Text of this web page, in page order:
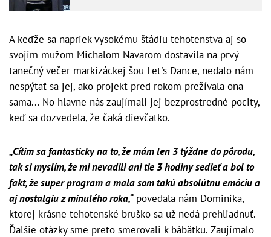
A keďže sa napriek vysokému štádiu tehotenstva aj so
svojim mužom Michalom Navarom dostavila na prvý
tanečný večer markizáckej šou Let's Dance, nedalo nám
nespýtať sa jej, ako projekt pred rokom prežívala ona
sama... No hlavne nás zaujímali jej bezprostredné pocity,
keď sa dozvedela, že čaká dievčatko.
„Cítim sa fantasticky na to, že mám len 3 týždne do pôrodu,
tak si myslím, že mi nevadili ani tie 3 hodiny sedieť a bol to
fakt, že super program a mala som takú absolútnu emóciu a
aj nostalgiu z minulého roka,“povedala nám Dominika,
ktorej krásne tehotenské bruško sa už nedá prehliadnuť.
Ďalšie otázky sme preto smerovali k bábätku. Zaujímalo